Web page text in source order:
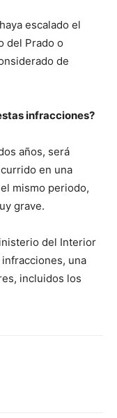
escalado el
del Prado o
de
infracciones?
años, será
en una
mismo periodo,
grave.
del Interior
una
incluidos los